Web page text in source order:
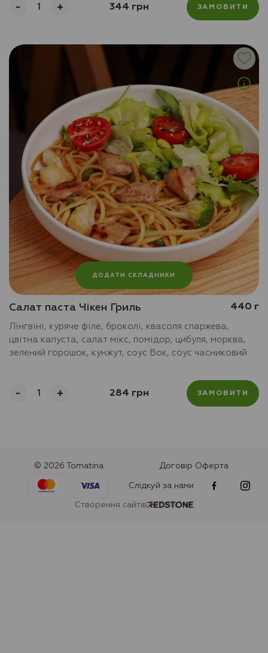
- + 344 грн ЗАМОВИТИ
ДОДАТИ СКЛАДНИКИ
Салат паста Чікен Гриль 440 г
Лінгвіні, куряче філе, броколі, квасоля спаржева,
цвітна капуста, салат мікс, помідор, цибуля, морква,
зелений горошок, кунжут, соус Вок, соус часниковий
- + 284 грн ЗАМОВИТИ
© 2026 Tomatina Договір Оферта
Слідкуй за нами
Створення сайтів REDSTONE